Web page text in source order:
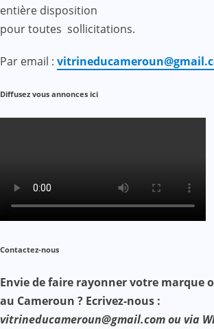
entière disposition
pour toutes sollicitations.
Par email :
Diffusez vous annonces ici
Contactez-nous
Envie de faire rayonner votre marque
au Cameroun ? Ecrivez-nous :
vitrineducameroun@gmail.com ou via